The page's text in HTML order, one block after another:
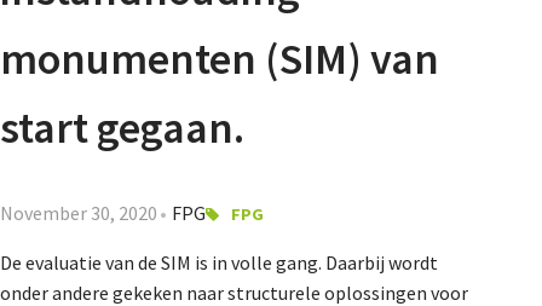
monumenten (SIM) van
start gegaan.
November 30, 2020 FPG FPG
De evaluatie van de SIM is in volle gang. Daarbij wordt
onder andere gekeken naar structurele oplossingen voor
Lidmaatschap
Dossiers